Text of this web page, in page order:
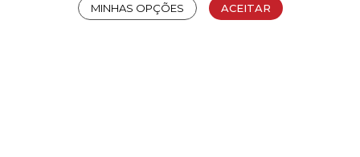
MINHAS OPÇÕES ACEITAR